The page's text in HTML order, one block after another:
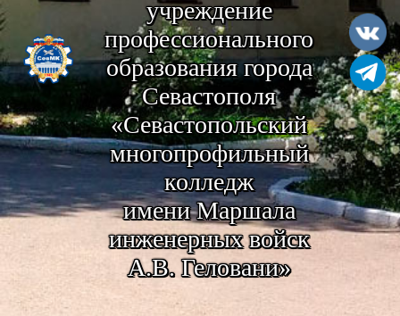
учреждение
профессионального
образования города
Севастополя
«Севастопольский
многопрофильный
колледж
имени Маршала
инженерных войск
А.В. Геловани»